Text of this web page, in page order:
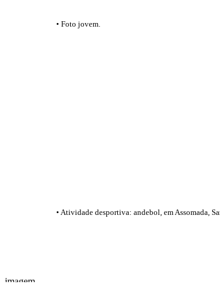
• Foto jovem.
• Atividade desportiva: andebol, em Assomada,